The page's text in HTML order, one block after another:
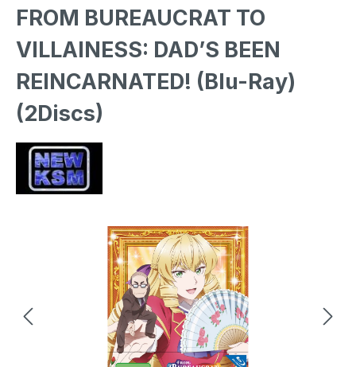
FROM BUREAUCRAT TO
VILLAINESS: DAD’S BEEN
REINCARNATED! (Blu-Ray)
(2Discs)
Bildergalerie überspringen